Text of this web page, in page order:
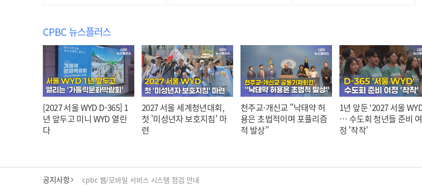
CPBC 뉴스플러스
[2027 서울 WYD D-365] 1
년 앞두고 미니 WYD 열린
다
2027 서울 세계청년대회,
첫 '미성년자 보호지침' 마
련
천주교·개신교 "낙태약 허
용은 초법적이며 포퓰리즘
적 발상”
1년 앞둔 '2027 서울 WYD'
… 수도회 청년들 준비 여
정 '착착'
공지사항 cpbc 웹/모바일 서비스 시스템 점검 안내